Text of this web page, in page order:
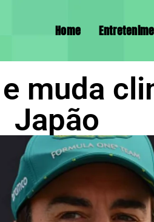
Home
muda
Japão